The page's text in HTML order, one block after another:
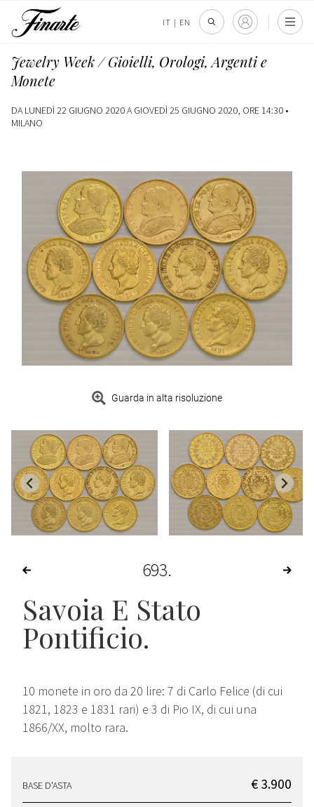
IT | EN
Jewelry Week / Gioielli, Orologi, Argenti e
Monete
DA LUNEDÌ 22 GIUGNO 2020 A GIOVEDÌ 25 GIUGNO 2020, ORE 14:30 •
MILANO
Guarda in alta risoluzione
693
Savoia E Stato
Pontificio.
10 monete in oro da 20 lire: 7 di Carlo Felice (di cui
1821, 1823 e 1831 rari) e 3 di Pio IX, di cui una
1866/XX, molto rara.
BASE D'ASTA € 3.900